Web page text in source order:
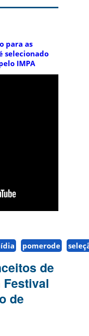
para as
selecionado
IMPA
pomerode
de
de